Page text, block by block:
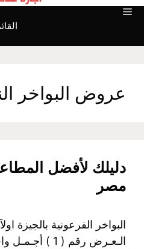
عروض البواخر
دليلك لأفضل
مصر
البواخر الفرعونية بالجيزة
الـعـرض رقم ( 1 )